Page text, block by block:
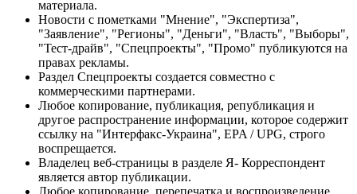
материала.
Новости с пометками "Мнение", "Экспертиза",
"Заявление", "Регионы", "Деньги", "Власть", "Выборы",
"Тест-драйв", "Спецпроекты", "Промо" публикуются на
правах рекламы.
Раздел Спецпроекты создается совместно с
коммерческими партнерами.
Любое копирование, публикация, републикация и
другое распространение информации, которое содержит
ссылку на "Интерфакс-Украина", EPA / UPG, строго
воспрещается.
Владелец веб-страницы в разделе Я- Корреспондент
является автор публикации.
Любое копирование, перепечатка и воспроизведение